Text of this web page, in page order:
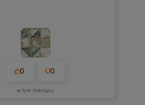
0 0
w tym miesiącu